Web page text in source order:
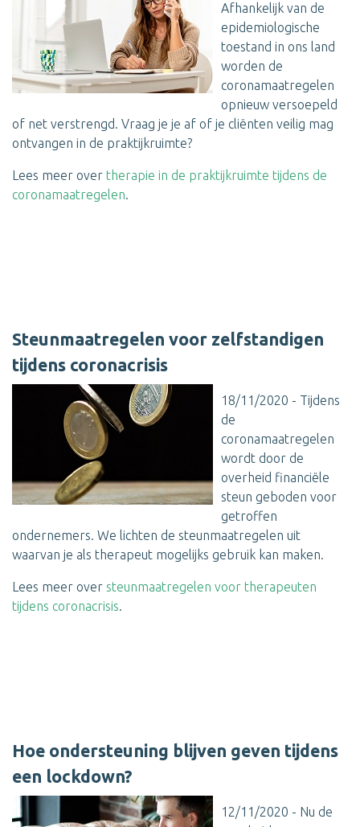
Afhankelijk van de
epidemiologische
toestand in ons land
worden de
coronamaatregelen
opnieuw versoepeld
of net verstrengd. Vraag je je af of je cliënten veilig mag
ontvangen in de praktijkruimte?
Lees meer over therapie in de praktijkruimte tijdens de
coronamaatregelen.
Steunmaatregelen voor zelfstandigen
tijdens coronacrisis
18/11/2020 - Tijdens
de
coronamaatregelen
wordt door de
overheid financiële
steun geboden voor
getroffen
ondernemers. We lichten de steunmaatregelen uit
waarvan je als therapeut mogelijks gebruik kan maken.
Lees meer over steunmaatregelen voor therapeuten
tijdens coronacrisis.
Hoe ondersteuning blijven geven tijdens
een lockdown?
12/11/2020 - Nu de